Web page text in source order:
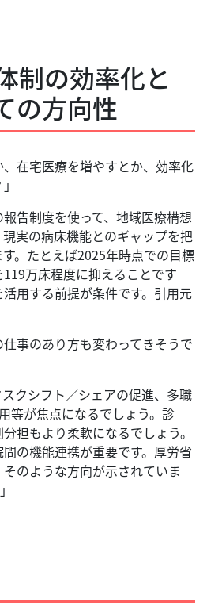
制の効率化と
の方向性
、在宅医療を増やすとか、効率化
報告制度を使って、地域医療構想
実の病床機能とのギャップを把
。たとえば2025年時点での目標
万床程度に抑えることです
用する前提が条件です。引用元
仕事のあり方も変わってきそうで
スクシフト／シェアの促進、多職
等が焦点になるでしょう。診
担もより柔軟になるでしょう。
の機能連携が重要です。厚労省
のような方向が示されていま